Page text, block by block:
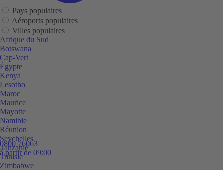
0800 76063
à partir de 09:00
Pays populaires
Aéroports populaires
Villes populaires
Afrique du Sud
Botswana
Cap-Vert
Égypte
Kenya
Lesotho
Maroc
Maurice
Mayotte
Namibie
Réunion
Seychelles
Tanzanie
Tunisie
Zimbabwe